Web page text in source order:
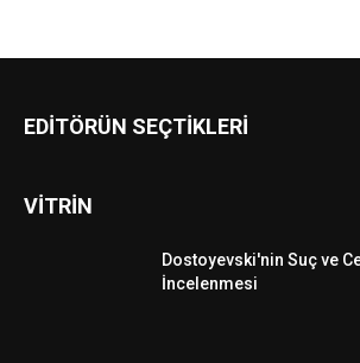
EDİTÖRÜN SEÇTİKLERİ
VİTRİN
Dostoyevski'nin Suç ve
İncelenmesi